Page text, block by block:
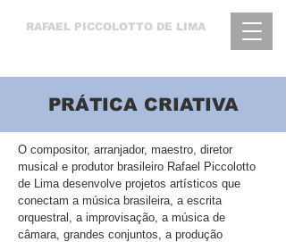
RAFAEL PICCOLOTTO DE LIMA
PRÁTICA CRIATIVA
O compositor, arranjador, maestro, diretor
musical e produtor brasileiro Rafael Piccolotto
de Lima desenvolve projetos artísticos que
conectam a música brasileira, a escrita
orquestral, a improvisação, a música de
câmara, grandes conjuntos, a produção